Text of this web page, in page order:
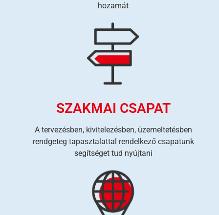
hozamát
SZAKMAI CSAPAT
A tervezésben, kivitelezésben, üzemeltetésben
rendgeteg tapasztalattal rendelkező csapatunk
segítséget tud nyújtani